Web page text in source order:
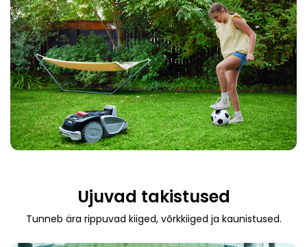
Ujuvad takistused
Tunneb ära rippuvad kiiged, võrkkiiged ja kaunistused.